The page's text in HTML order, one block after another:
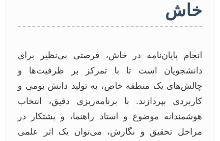
خاش
انجام پایان‌نامه در خاش، فرصتی بی‌نظیر برای
دانشجویان است تا با تمرکز بر ظرفیت‌ها و
چالش‌های یک منطقه خاص، به تولید دانش بومی و
کاربردی بپردازند. با برنامه‌ریزی دقیق، انتخاب
هوشمندانه موضوع و استاد راهنما، و پشتکار در
مراحل تحقیق و نگارش، می‌توان یک اثر علمی